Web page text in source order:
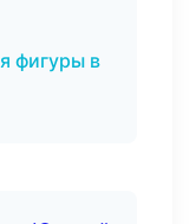
фигуры в